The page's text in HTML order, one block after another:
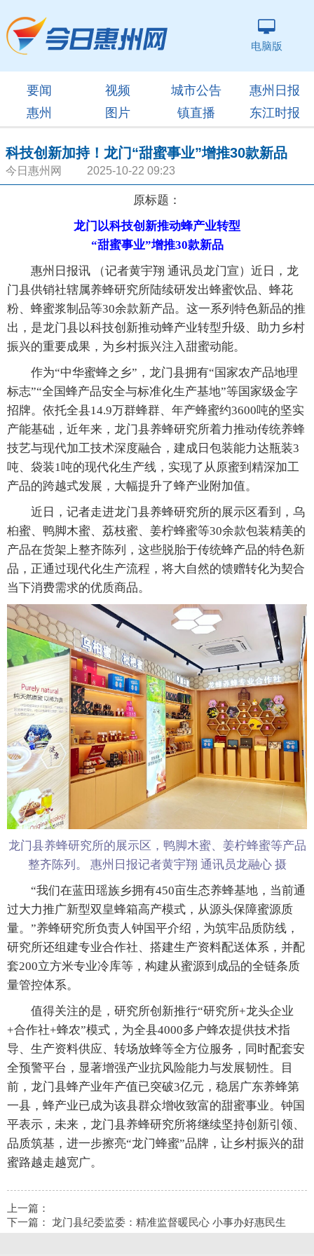
电脑版
要闻 视频 城市公告
惠州日报
惠州
图片 镇直播 东江时报
科技创新加持！龙门“甜蜜事业”增推30款新品
今日惠州网 2025-10-22 09:23
原标题：
龙门以科技创新推动蜂产业转型
“甜蜜事业”增推30款新品
惠州日报讯 （记者黄宇翔 通讯员龙门宣）近日，龙
门县供销社辖属养蜂研究所陆续研发出蜂蜜饮品、蜂花
粉、蜂蜜浆制品等30余款新产品。这一系列特色新品的推
出，是龙门县以科技创新推动蜂产业转型升级、助力乡村
振兴的重要成果，为乡村振兴注入甜蜜动能。
作为“中华蜜蜂之乡”，龙门县拥有“国家农产品地理
标志”“全国蜂产品安全与标准化生产基地”等国家级金字
招牌。依托全县14.9万群蜂群、年产蜂蜜约3600吨的坚实
产能基础，近年来，龙门县养蜂研究所着力推动传统养蜂
技艺与现代加工技术深度融合，建成日包装能力达瓶装3
吨、袋装1吨的现代化生产线，实现了从原蜜到精深加工
产品的跨越式发展，大幅提升了蜂产业附加值。
近日，记者走进龙门县养蜂研究所的展示区看到，乌
桕蜜、鸭脚木蜜、荔枝蜜、姜柠蜂蜜等30余款包装精美的
产品在货架上整齐陈列，这些脱胎于传统蜂产品的特色新
品，正通过现代化生产流程，将大自然的馈赠转化为契合
当下消费需求的优质商品。
龙门县养蜂研究所的展示区，鸭脚木蜜、姜柠蜂蜜等产品
整齐陈列。 惠州日报记者黄宇翔 通讯员龙融心 摄
“我们在蓝田瑶族乡拥有450亩生态养蜂基地，当前通
过大力推广新型双皇蜂箱高产模式，从源头保障蜜源质
量。”养蜂研究所负责人钟国平介绍，为筑牢品质防线，
研究所还组建专业合作社、搭建生产资料配送体系，并配
套200立方米专业冷库等，构建从蜜源到成品的全链条质
量管控体系。
值得关注的是，研究所创新推行“研究所+龙头企业
+合作社+蜂农”模式，为全县4000多户蜂农提供技术指
导、生产资料供应、转场放蜂等全方位服务，同时配套安
全预警平台，显著增强产业抗风险能力与发展韧性。目
前，龙门县蜂产业年产值已突破3亿元，稳居广东养蜂第
一县，蜂产业已成为该县群众增收致富的甜蜜事业。钟国
平表示，未来，龙门县养蜂研究所将继续坚持创新引领、
品质筑基，进一步擦亮“龙门蜂蜜”品牌，让乡村振兴的甜
蜜路越走越宽广。
上一篇：
下一篇： 龙门县纪委监委：精准监督暖民心 小事办好惠民生